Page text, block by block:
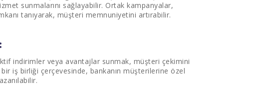
sunmalarını sağlayabilir. Ortak kampanyalar,
tanıyarak, müşteri memnuniyetini artırabilir.
indirimler veya avantajlar sunmak, müşteri çekimini
iş birliği çerçevesinde, bankanın müşterilerine özel